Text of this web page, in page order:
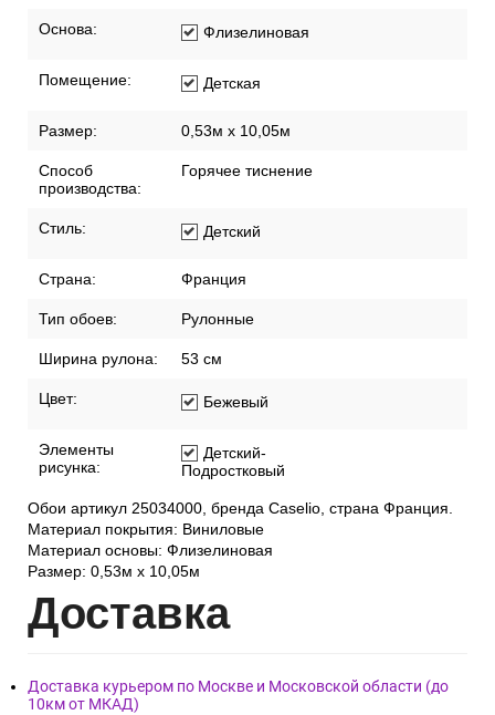
Основа: Флизелиновая
Помещение: Детская
Размер: 0,53м x 10,05м
Способ
производства:
Горячее тиснение
Стиль: Детский
Страна: Франция
Тип обоев: Рулонные
Ширина рулона: 53 см
Цвет: Бежевый
Элементы
рисунка:
Детский-
Подростковый
Обои артикул 25034000, бренда Caselio, страна Франция.
Материал покрытия: Виниловые
Материал основы: Флизелиновая
Размер: 0,53м x 10,05м
Доставка
Доставка курьером по Москве и Московской области (до
10км от МКАД)